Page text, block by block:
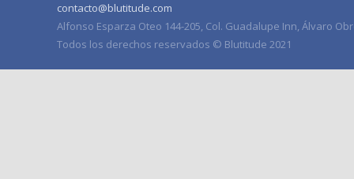
contacto@blutitude.com
Alfonso Esparza Oteo 144-205, Col. Guadalupe Inn, Álvaro
Todos los derechos reservados © Blutitude 2021